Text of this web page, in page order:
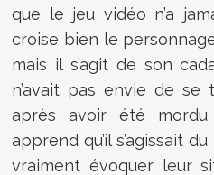
que le jeu vidéo n’a
croise bien le
mais il s’agit de son
n’avait pas envie de
après avoir été
apprend qu’il s’agissait
vraiment évoquer leur